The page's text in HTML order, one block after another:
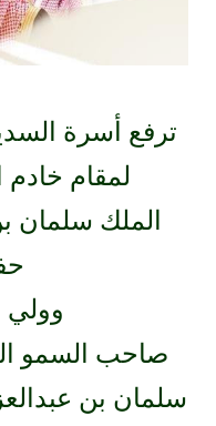
ترفع أسرة
لمقام خادم
الملك سلمان
وولي
صاحب السمو
سلمان بن